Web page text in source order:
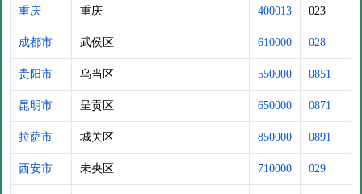
重庆 重庆 400013 023
成都市 武侯区 610000 028
贵阳市 乌当区 550000 0851
昆明市 呈贡区 650000 0871
拉萨市 城关区 850000 0891
西安市 未央区 710000 029